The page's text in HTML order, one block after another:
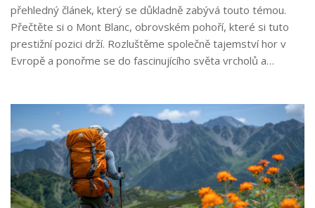
přehledný článek, který se důkladně zabývá touto témou.
Přečtěte si o Mont Blanc, obrovském pohoří, které si tuto
prestižní pozici drží. Rozluštěme společně tajemství hor v
Evropě a ponořme se do fascinujícího světa vrcholů a